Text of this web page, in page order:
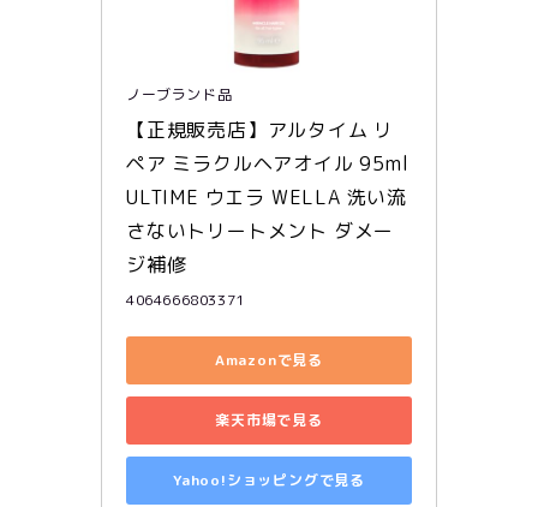
ノーブランド品
【正規販売店】アルタイム リ
ペア ミラクルヘアオイル 95ml
ULTIME ウエラ WELLA 洗い流
さないトリートメント ダメー
ジ補修
4064666803371
Amazonで見る
楽天市場で見る
Yahoo!ショッピングで見る